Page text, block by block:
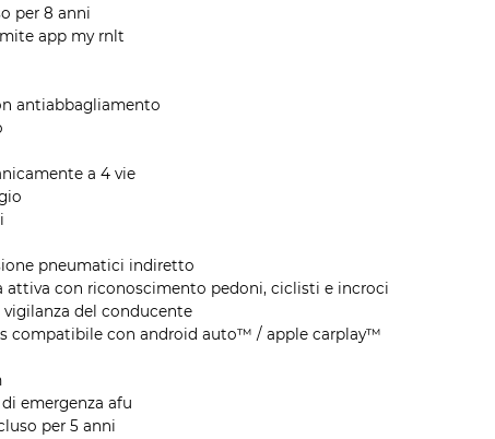
per 8 anni
app my rnlt
antiabbagliamento
a 4 vie
pneumatici indiretto
attiva con riconoscimento pedoni, ciclisti e incroci
del conducente
compatibile con android auto™ / apple carplay™
emergenza afu
per 5 anni